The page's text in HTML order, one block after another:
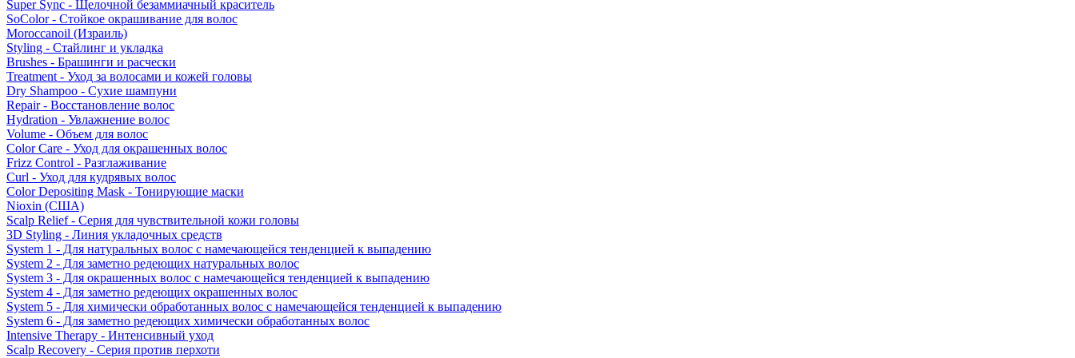
Super Sync - Щелочной безаммиачный краситель
SoColor - Стойкое окрашивание для волос
Moroccanoil (Израиль)
Styling - Стайлинг и укладка
Brushes - Брашинги и расчески
Treatment - Уход за волосами и кожей головы
Dry Shampoo - Сухие шампуни
Repair - Восстановление волос
Hydration - Увлажнение волос
Volume - Объем для волос
Color Care - Уход для окрашенных волос
Frizz Control - Разглаживание
Curl - Уход для кудрявых волос
Color Depositing Mask - Тонирующие маски
Nioxin (США)
Scalp Relief - Серия для чувствительной кожи головы
3D Styling - Линия укладочных средств
System 1 - Для натуральных волос с намечающейся тенденцией к выпадению
System 2 - Для заметно редеющих натуральных волос
System 3 - Для окрашенных волос с намечающейся тенденцией к выпадению
System 4 - Для заметно редеющих окрашенных волос
System 5 - Для химически обработанных волос с намечающейся тенденцией к выпадению
System 6 - Для заметно редеющих химически обработанных волос
Intensive Therapy - Интенсивный уход
Scalp Recovery - Серия против перхоти